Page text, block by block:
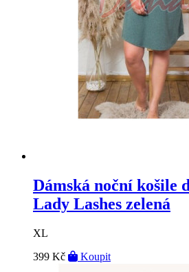
Dámská noční košile
Lady Lashes zelená
XL
399 Kč
Koupit